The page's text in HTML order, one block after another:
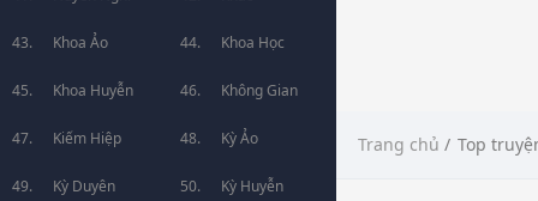
Khoa Ảo Khoa Học
Khoa Huyễn Không Gian
Kiếm Hiệp Kỳ Ảo
Kỳ Duyên Kỳ Huyễn
Trang chủ / Top